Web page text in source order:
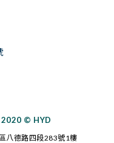
2020 © HYD
八德路四段283號1樓